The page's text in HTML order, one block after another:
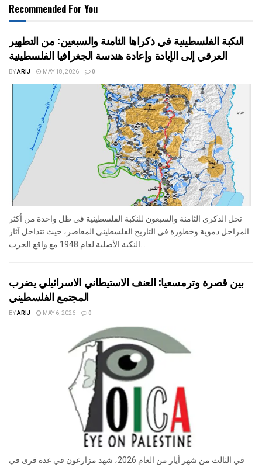
Recommended For You
النكبة الفلسطينية في ذكراها الثامنة والسبعين: من التطهير
BYARIJ MAY 18, 2026 0
تحل الذكرى الثامنة والسبعون للنكبة الفلسطينية في ظل واحدة من أكثر
المراحل دموية وخطورة في التاريخ الفلسطيني المعاصر، حيث تتداخل آثار
بين قصرة وترمسعيا: العنف الاستيطاني الاسرائيلي يضرب
المجتمع الفلسطيني
BYARIJ MAY 6, 2026 0
في الثالث من شهر أيار من العام 2026، شهد مزارعون في عدة قرى في